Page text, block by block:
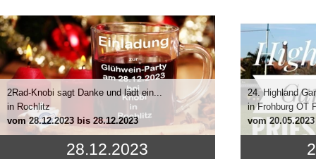
2Rad-Knobi sagt Danke und lädt ein...
in Rochlitz
vom 28.12.2023 bis 28.12.2023
28.12.2023
24. Highland
in Frohburg OT
vom 20.05.2023